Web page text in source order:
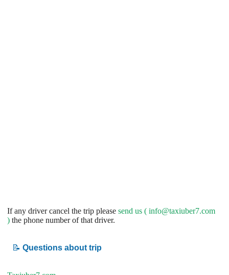
If any driver cancel the trip please send us ( info@taxiuber7.com
) the phone number of that driver.
📝 Questions about trip